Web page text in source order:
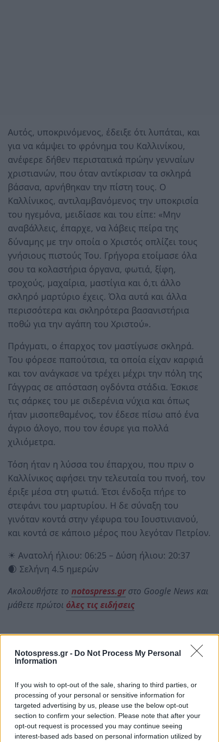
Notospress.gr - Do Not Process My Personal
Information
If you wish to opt-out of the sale, sharing to third parties, or
processing of your personal or sensitive information for
targeted advertising by us, please use the below opt-out
section to confirm your selection. Please note that after your
opt-out request is processed you may continue seeing
interest-based ads based on personal information utilized by
Αυτός, υποκρινόμενος, έδειξε ότι λυπάται, και
για να κάμψει το φρόνημα του Καλλινίκου,
ανέφερε δήθεν περιστατικά πρώην γενναίων
χριστιανών, που όταν αντίκρισαν τα σκληρά
βάσανα, αρνήθηκαν την πίστη τους. Ο
Καλλίνικος, αντιλαμβανόμενος την υποκρισία
του ηγεμόνα, μειδίασε και του είπε: «Μην
αναβάλλεις, έπαρχε, να λάβεις πείρα της
δύναμης με την οποία ο Χριστός οπλίζει τους
γνήσιους πιστούς Του. Γρήγορα ετοίμασε όλα
σου τα κολαστήρια όργανα, φωτιά, ξίφη,
τροχούς, μαχαίρια, μαστίγια και ό,τι άλλο
σκληρό μαρτύριο έχεις. Όλα αυτά και άλλα
περισσότερα και σκληρότερα βασανιστήρια
ποθώ για την αγάπη του Χριστού».
Πράγματι, ο έπαρχος τον μαστίγωσε σκληρά.
Του φόρεσε παπούτσια, τα οποία είχαν καρφιά
και τον ανάγκασε να τρέχει μέχρι την πόλη της
Γάγγρας σε απόσταση ογδόντα στάδια. Έσκισε
τις σάρκες του με σιδερένια νύχια και όπως
ήταν μισοπεθαμένος, τον έδεσε πίσω από ένα
άγριο άλογο, που τον έσυρε για πολλά
χιλιόμετρα.
Τόση ήταν η λύσσα του έπαρχου, που πριν ο
Καλλίνικος αφήσει την τελευταία του πνοή, τον
έριξε μέσα στη φωτιά. Έτσι ένδοξα πήρε το
στεφάνι του μαρτυρίου. Η δε σύναξη του
γινόταν κοντά στην γέφυρα του Iουστινιανού,
και κοντά σε κάποιο μέρος που λεγόταν Πετρίον.
☀ Ανατολή ήλιου: 06:25 – Δύση ήλιου: 20:37
🌒 Σελήνη 4.5 ημερών
Ακολουθήστε το notospress.grστο Google News και
μάθετε πρώτοι όλες τις ειδήσεις
ΠΟΙΟΙ ΓΙΟΡΤΑΖΟΥΝ ΣΗΜΕΡΑ
ΧΡΟΝΙΑ ΠΟΛΛΑ